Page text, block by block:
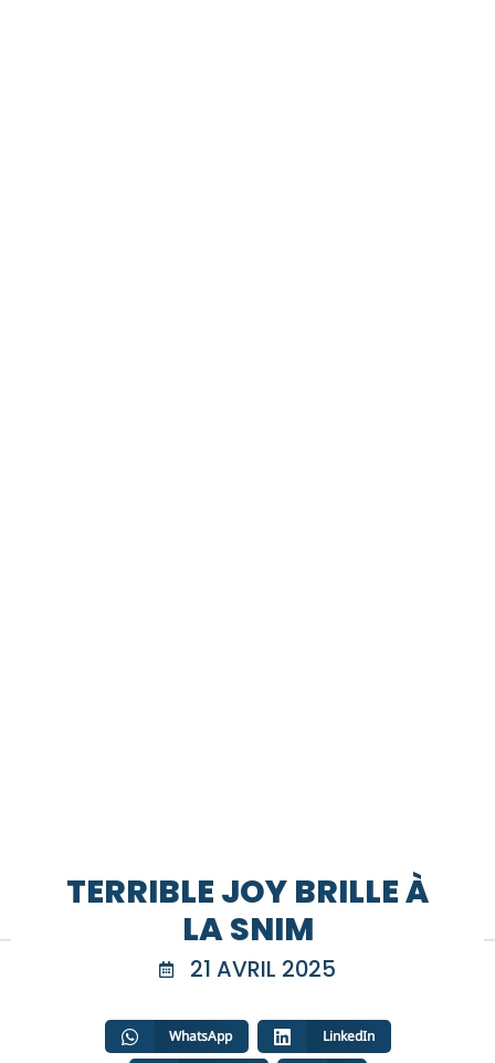
TERRIBLE JOY BRILLE À
LA SNIM
21 AVRIL 2025
WhatsApp LinkedIn